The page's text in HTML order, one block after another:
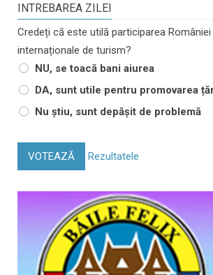
INTREBAREA ZILEI
Credeți că este utilă participarea României
internaționale de turism?
NU, se toacă bani aiurea
DA, sunt utile pentru promovarea
Nu știu, sunt depășit de problemă
VOTEAZĂ Rezultatele